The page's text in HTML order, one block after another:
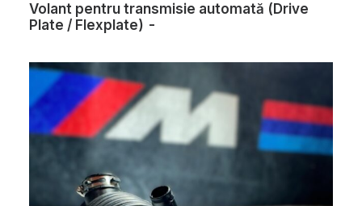
Volant pentru transmisie automată (Drive
Plate / Flexplate)